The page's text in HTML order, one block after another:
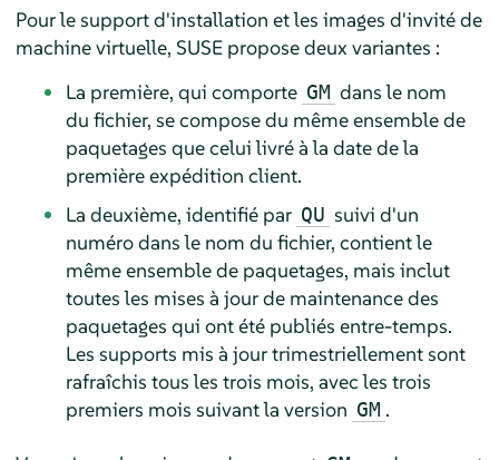
Pour le support d'installation et les images d'invité de
machine virtuelle, SUSE propose deux variantes :
La première, qui comporte GM dans le nom
du fichier, se compose du même ensemble de
paquetages que celui livré à la date de la
première expédition client.
La deuxième, identifié par QU suivi d'un
numéro dans le nom du fichier, contient le
même ensemble de paquetages, mais inclut
toutes les mises à jour de maintenance des
paquetages qui ont été publiés entre-temps.
Les supports mis à jour trimestriellement sont
rafraîchis tous les trois mois, avec les trois
premiers mois suivant la version GM .